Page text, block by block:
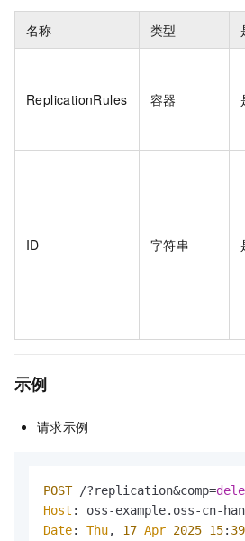
名称 类型
ReplicationRules 容器
ID 字符串
示例
请求示例
POST /?replication&comp=
Host : oss-example. oss-cn-
Date: Thu, 17 Apr 2025 15: 39